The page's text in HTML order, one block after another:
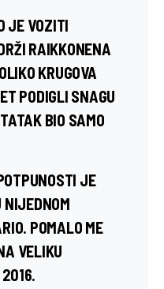
JE VOZITI
RAIKKONENA
KRUGOVA
PODIGLI SNAGU
BIO SAMO
JE
NIJEDNOM
POMALO ME
VELIKU